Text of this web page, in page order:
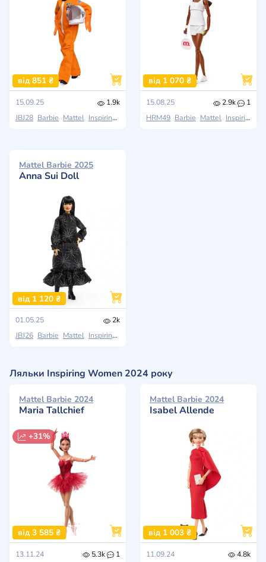
від 851 ₴
15.09.25
1.9k
JBJ28 Barbie Mattel Inspiring Women
від 1 070 ₴
15.08.25 2.9k
1
HRM49 Barbie Mattel Inspiring Women
Mattel Barbie 2025
Anna Sui Doll
від 1 120 ₴
01.05.25
2k
JBJ26 Barbie Mattel Inspiring Women
Ляльки Inspiring Women 2024 року
Mattel Barbie 2024
Maria Tallchief
+31%
від 3 585 ₴
13.11.24 5.3k
1
Mattel Barbie 2024
Isabel Allende
від 1 003 ₴
11.09.24
4.8k